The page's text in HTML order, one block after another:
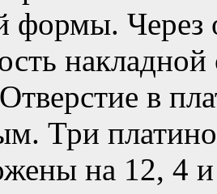
формы. Через
в
Три
на 12, 4